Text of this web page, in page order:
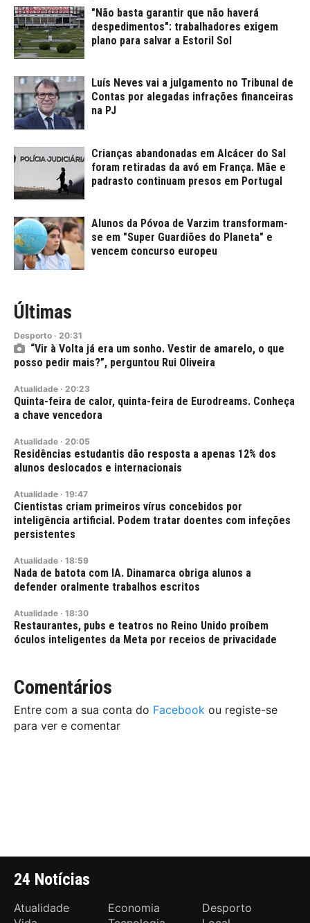
"Não basta garantir que não haverá
despedimentos": trabalhadores exigem
plano para salvar a Estoril Sol
Luís Neves vai a julgamento no Tribunal de
Contas por alegadas infrações financeiras
na PJ
Crianças abandonadas em Alcácer do Sal
foram retiradas da avó em França. Mãe e
padrasto continuam presos em Portugal
Alunos da Póvoa de Varzim transformam-
se em "Super Guardiões do Planeta" e
vencem concurso europeu
Últimas
Desporto · 20:31
“Vir à Volta já era um sonho. Vestir de amarelo, o que
posso pedir mais?”, perguntou Rui Oliveira
Atualidade · 20:23
Quinta-feira de calor, quinta-feira de Eurodreams. Conheça
a chave vencedora
Atualidade · 20:05
Residências estudantis dão resposta a apenas 12% dos
alunos deslocados e internacionais
Atualidade · 19:47
Cientistas criam primeiros vírus concebidos por
inteligência artificial. Podem tratar doentes com infeções
persistentes
Atualidade · 18:59
Nada de batota com IA. Dinamarca obriga alunos a
defender oralmente trabalhos escritos
Atualidade · 18:30
Restaurantes, pubs e teatros no Reino Unido proíbem
óculos inteligentes da Meta por receios de privacidade
Comentários
Entre com a sua conta do Facebook ou registe-se
para ver e comentar
24 Notícias
Atualidade Economia
Desporto